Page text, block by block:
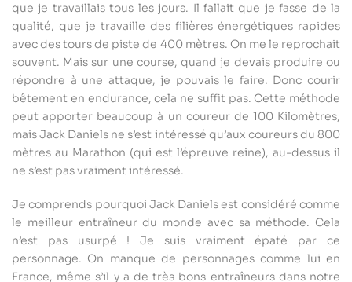
que je travaillais tous les jours. Il fallait que je fasse de la
qualité, que je travaille des filières énergétiques rapides
avec des tours de piste de 400 mètres. On me le reprochait
souvent. Mais sur une course, quand je devais produire ou
répondre à une attaque, je pouvais le faire. Donc courir
bêtement en endurance, cela ne suffit pas. Cette méthode
peut apporter beaucoup à un coureur de 100 Kilomètres,
mais Jack Daniels ne s’est intéressé qu’aux coureurs du 800
mètres au Marathon (qui est l’épreuve reine), au-dessus il
ne s’est pas vraiment intéressé.
Je comprends pourquoi Jack Daniels est considéré comme
le meilleur entraîneur du monde avec sa méthode. Cela
n’est pas usurpé ! Je suis vraiment épaté par ce
personnage. On manque de personnages comme lui en
France, même s’il y a de très bons entraîneurs dans notre